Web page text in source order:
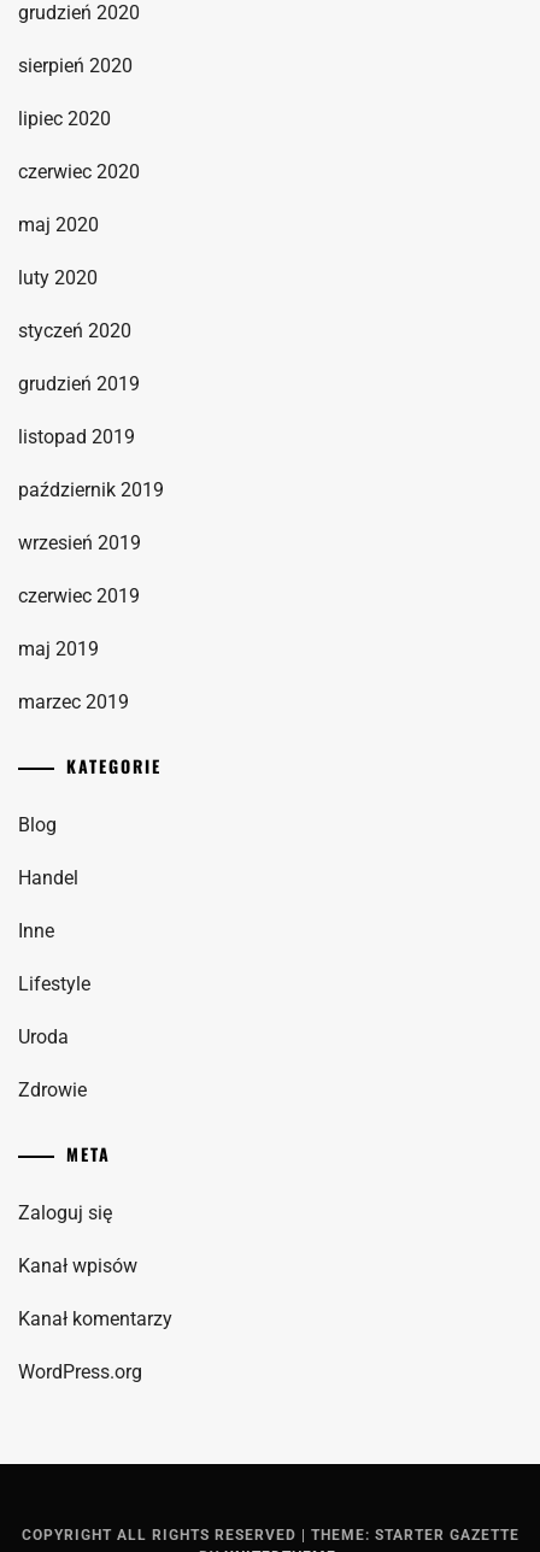
grudzień 2020
sierpień 2020
lipiec 2020
czerwiec 2020
maj 2020
luty 2020
styczeń 2020
grudzień 2019
listopad 2019
październik 2019
wrzesień 2019
czerwiec 2019
maj 2019
marzec 2019
KATEGORIE
Blog
Handel
Inne
Lifestyle
Uroda
Zdrowie
META
Zaloguj się
Kanał wpisów
Kanał komentarzy
WordPress.org
COPYRIGHT ALL RIGHTS RESERVED
THEME: STARTER GAZETTE